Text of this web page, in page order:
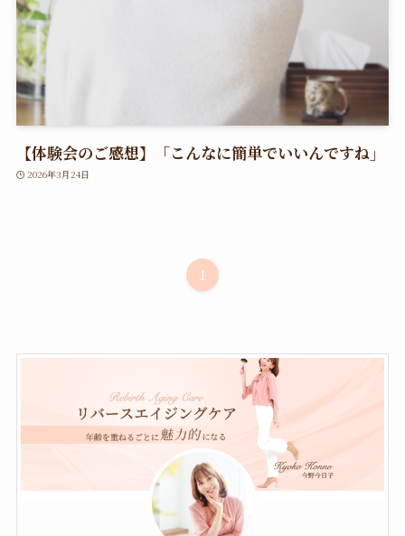
【体験会のご感想】「こんなに簡単でいいんですね」
2026年3月24日
1